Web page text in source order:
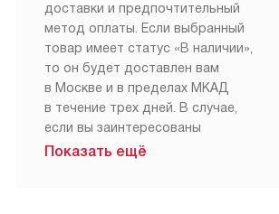
доставки и предпочтительный
метод оплаты. Если выбранный
товар имеет статус «В наличии»,
то он будет доставлен вам
в Москве и в пределах МКАД
в течение трех дней. В случае,
если вы заинтересованы
в товаре, который доступен
Показать ещё